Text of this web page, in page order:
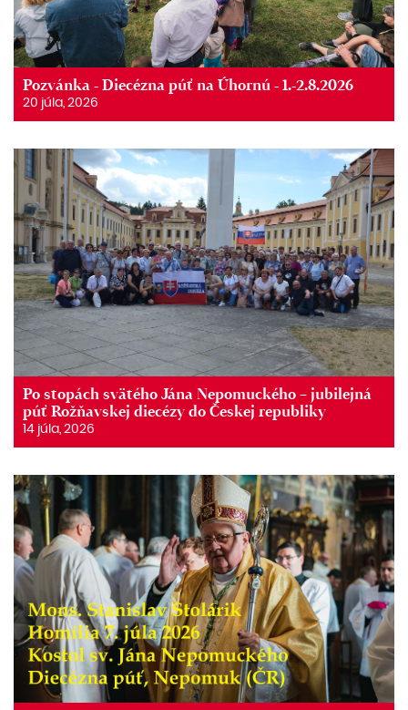
Pozvánka - Diecézna púť na Úhornú - 1.-2.8.2026
20 júla, 2026
Po stopách svätého Jána Nepomuckého – jubilejná
púť Rožňavskej diecézy do Českej republiky
14 júla, 2026